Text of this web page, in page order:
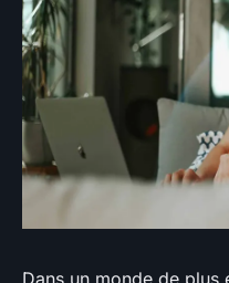
Dans un monde de plus